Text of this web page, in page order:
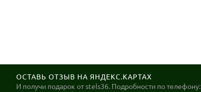
ОСТАВЬ ОТЗЫВ НА ЯНДЕКС.КАРТАХ
И получи подарок от stels36. Подробности по телефону: